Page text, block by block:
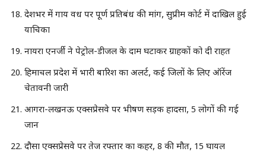
देशभर में गाय वध पर पूर्ण प्रतिबंध की मांग, सुप्रीम कोर्ट में दाखिल हुई
याचिका
नायरा एनर्जी ने पेट्रोल-डीजल के दाम घटाकर ग्राहकों को दी राहत
हिमाचल प्रदेश में भारी बारिश का अलर्ट, कई जिलों के लिए ऑरेंज
चेतावनी जारी
आगरा-लखनऊ एक्सप्रेसवे पर भीषण सड़क हादसा, 5 लोगों की गई
जान
दौसा एक्सप्रेसवे पर तेज रफ्तार का कहर, 8 की मौत, 15 घायल